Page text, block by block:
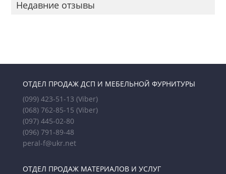
Недавние отзывы
ОТДЕЛ ПРОДАЖ ДСП И МЕБЕЛЬНОЙ ФУРНИТУРЫ
(099) 423-51-13 (Viber)
(068) 762-85-15 (Viber)
(097) 445-02-80
(096) 791-89-48
peral-f@ukr.net
ОТДЕЛ ПРОДАЖ МАТЕРИАЛОВ И УСЛУГ